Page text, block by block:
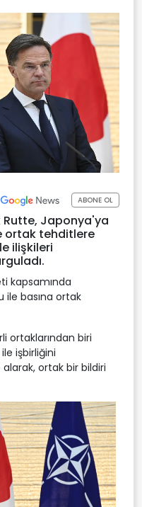
ABONE OL
Rutte, Japonya'ya
ortak tehditlere
ilişkileri
kapsamında
ile basına ortak
ortaklarından biri
işbirliğini
ortak bir bildiri